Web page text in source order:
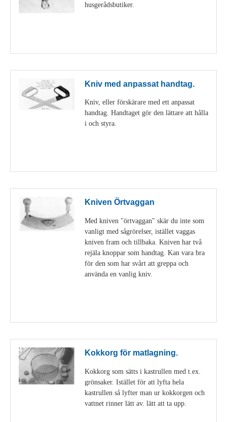
husgerådsbutiker.
Kniv med anpassat handtag.
Kniv, eller förskärare med ett anpassat
handtag. Handtaget gör den lättare att hålla
i och styra.
Kniven Örtvaggan
Med kniven "örtvaggan" skär du inte som
vanligt med sågrörelser, istället vaggas
kniven fram och tillbaka. Kniven har två
rejäla knoppar som handtag. Kan vara bra
för den som har svårt att greppa och
använda en vanlig kniv.
Kokkorg för matlagning.
Kokkorg som sätts i kastrullen med t.ex.
grönsaker. Istället för att lyfta hela
kastrullen så lyfter man ur kokkorgen och
vattnet rinner lätt av. lätt att ta upp.